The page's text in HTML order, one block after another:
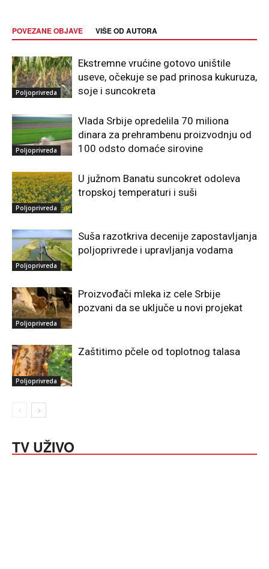
POVEZANE OBJAVE VIŠE OD AUTORA
Poljoprivreda
Ekstremne vrućine gotovo uništile
useve, očekuje se pad prinosa kukuruza,
soje i suncokreta
Poljoprivreda
Vlada Srbije opredelila 70 miliona
dinara za prehrambenu proizvodnju od
100 odsto domaće sirovine
Poljoprivreda
U južnom Banatu suncokret odoleva
tropskoj temperaturi i suši
Poljoprivreda
Suša razotkriva decenije zapostavljanja
poljoprivrede i upravljanja vodama
Poljoprivreda
Proizvođači mleka iz cele Srbije
pozvani da se uključe u novi projekat
Poljoprivreda
Zaštitimo pčele od toplotnog talasa
TV UŽIVO